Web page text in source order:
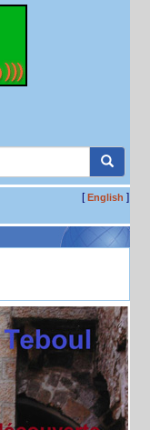
[English ]